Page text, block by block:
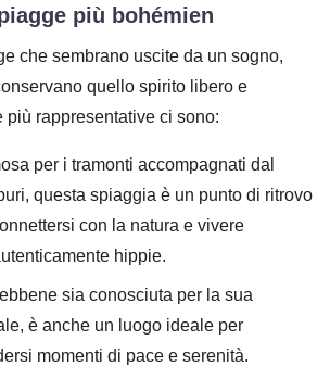
più bohémien
che sembrano uscite da un sogno,
quello spirito libero e
più rappresentative ci sono:
per i tramonti accompagnati dal
questa spiaggia è un punto di ritrovo
con la natura e vivere
hippie.
sia conosciuta per la sua
è anche un luogo ideale per
momenti di pace e serenità.